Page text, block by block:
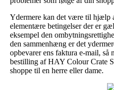
Ydermere kan det være til hjælp
elementære betingelser der er
eksempel den
den sammenhæng er det
opbevarer ens faktura e-mail, så
bestilling af HAY Colour Crate
shoppe til en herre eller dame.